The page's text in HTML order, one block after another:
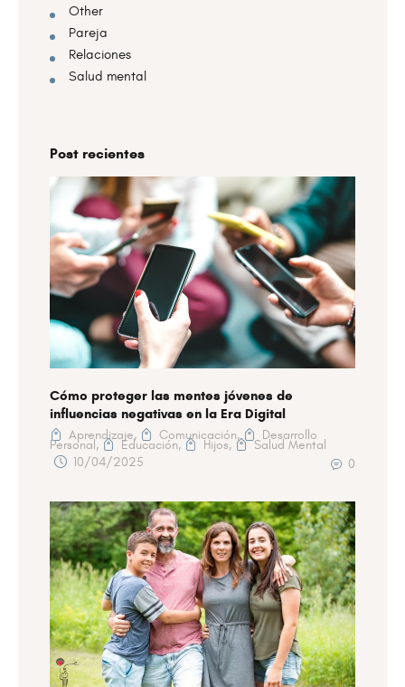
Other
Pareja
Relaciones
Salud mental
Post recientes
Cómo proteger las mentes jóvenes de
influencias negativas en la Era Digital
Aprendizaje, Comunicación, Desarrollo
Personal, Educación, Hijos,
Salud Mental
10/04/2025
0